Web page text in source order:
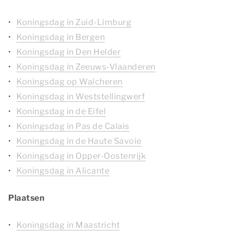
Koningsdag in Zuid-Limburg
Koningsdag in Bergen
Koningsdag in Den Helder
Koningsdag in Zeeuws-Vlaanderen
Koningsdag op Walcheren
Koningsdag in Weststellingwerf
Koningsdag in de Eifel
Koningsdag in Pas de Calais
Koningsdag in de Haute Savoie
Koningsdag in Opper-Oostenrijk
Koningsdag in Alicante
Plaatsen
Koningsdag in Maastricht